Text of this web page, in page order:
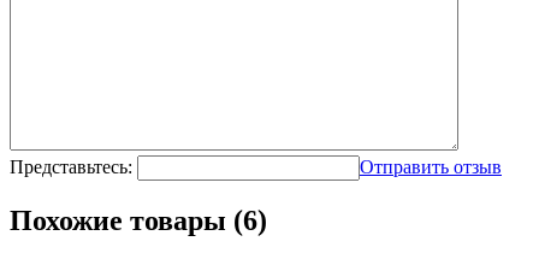
Представьтесь: Отправить отзыв
Похожие товары (6)